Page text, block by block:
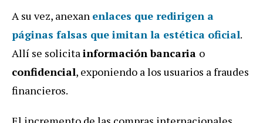
A su vez, anexan enlaces que redirigen a
páginas falsas que imitan la estética oficial.
Allí se solicitainformación bancaria o
confidencial, exponiendo a los usuarios a fraudes
financieros.